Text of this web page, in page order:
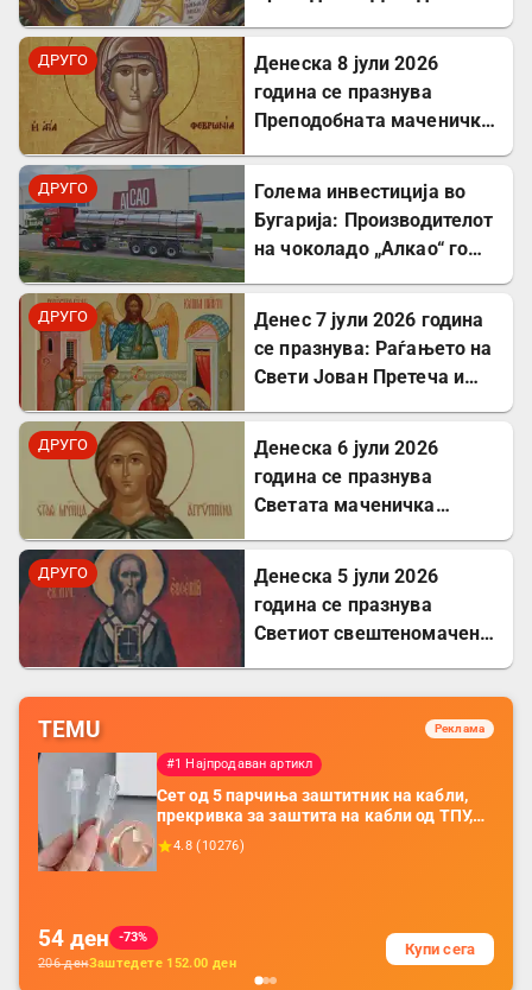
ДРУГО
Денеска 8 јули 2026
година се празнува
Преподобната маченичка
ДРУГО
Голема инвестиција во
Бугарија: Производителот
на чоколадо „Алкао“ го
ДРУГО
Денес 7 јули 2026 година
се празнува: Раѓањето на
Свети Јован Претеча и
ДРУГО
Денеска 6 јули 2026
година се празнува
Светата маченичка
ДРУГО
Денеска 5 јули 2026
година се празнува
Светиот свештеномаченик
TEMU Реклама
#1 Најпродаван артикл
Сет од 5 парчиња заштитник на кабли,
прекривка за заштита на кабли од ТПУ,
додатоци за заштита на кабли, без
батерија, за мобилни телефони, комплет
4.8 (10276)
54 ден
-73%
206денЗаштедете 152.00 ден
Купи сега